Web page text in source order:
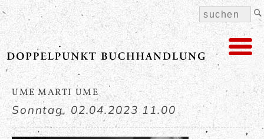
UME MARTI UME
Sonntag, 02.04.2023 11.00